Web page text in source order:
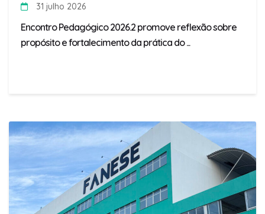
31 julho 2026
Encontro Pedagógico 2026.2 promove reflexão sobre
propósito e fortalecimento da prática do ...